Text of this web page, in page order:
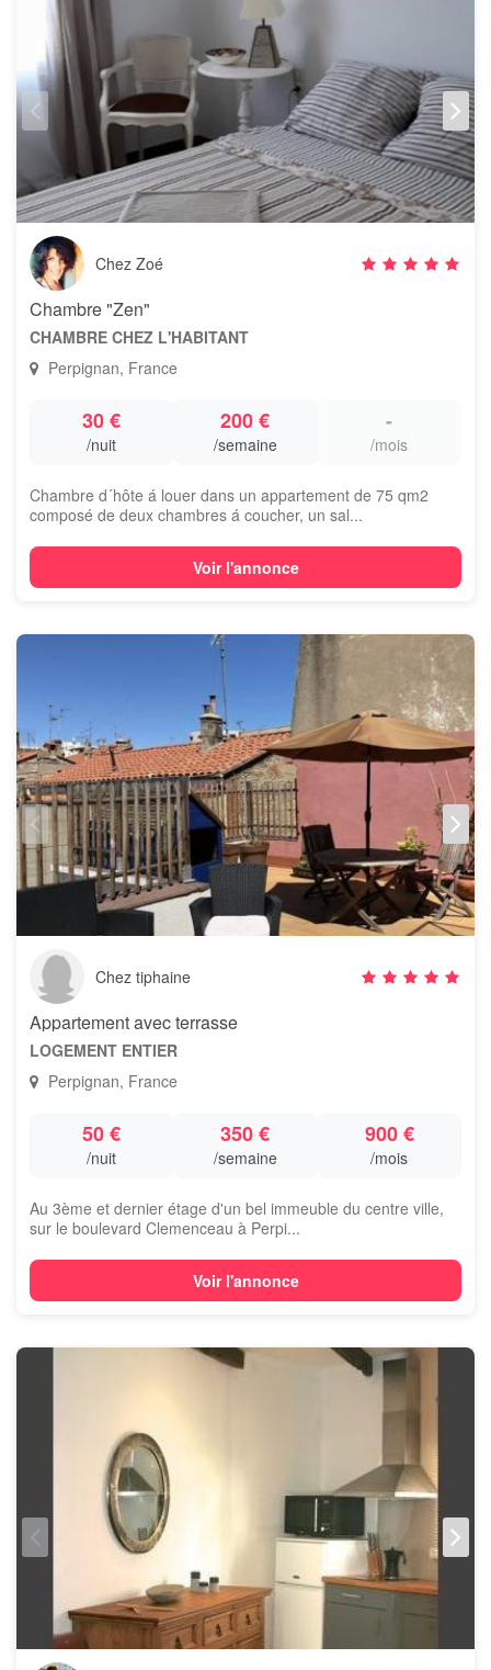
Chez Zoé
Chambre "Zen"
CHAMBRE CHEZ L'HABITANT
Perpignan, France
30 €
/nuit
200 €
/semaine
-
/mois
Chambre d´hôte á louer dans un appartement de 75 qm2
composé de deux chambres á coucher, un sal...
Voir l'annonce
Chez tiphaine
Appartement avec terrasse
LOGEMENT ENTIER
Perpignan, France
50 €
/nuit
350 €
/semaine
900 €
/mois
Au 3ème et dernier étage d'un bel immeuble du centre ville,
sur le boulevard Clemenceau à Perpi...
Voir l'annonce